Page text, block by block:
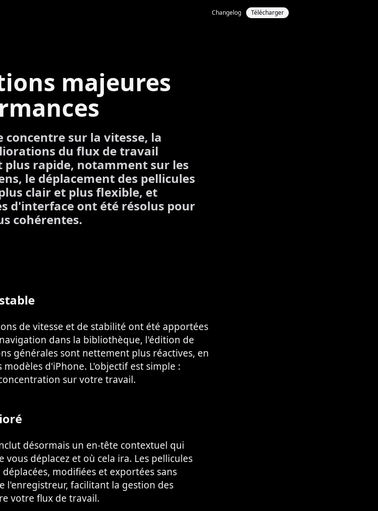
Changelog Télécharger
majeures
concentre sur la vitesse, la
du flux de travail
plus rapide, notamment sur les
le déplacement des pellicules
clair et plus flexible, et
d'interface ont été résolus pour
cohérentes.
de vitesse et de stabilité ont été apportées
dans la bibliothèque, l'édition de
générales sont nettement plus réactives, en
d'iPhone. L'objectif est simple :
sur votre travail.
désormais un en-tête contextuel qui
déplacez et où cela ira. Les pellicules
modifiées et exportées sans
l'enregistreur, facilitant la gestion des
votre flux de travail.